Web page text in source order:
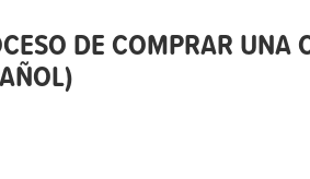
DE COMPRAR